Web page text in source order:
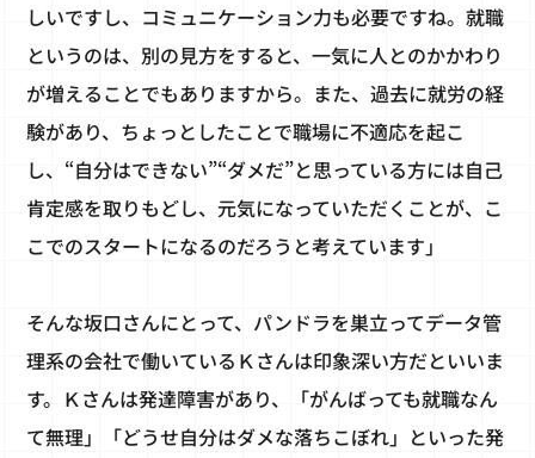
しいですし、コミュニケーション力も必要ですね。就職
というのは、別の見方をすると、一気に人とのかかわり
が増えることでもありますから。また、過去に就労の経
験があり、ちょっとしたことで職場に不適応を起こ
し、“自分はできない”“ダメだ”と思っている方には自己
肯定感を取りもどし、元気になっていただくことが、こ
こでのスタートになるのだろうと考えています」
そんな坂口さんにとって、パンドラを巣立ってデータ管
理系の会社で働いているＫさんは印象深い方だといいま
す。Ｋさんは発達障害があり、「がんばっても就職なん
て無理」「どうせ自分はダメな落ちこぼれ」といった発